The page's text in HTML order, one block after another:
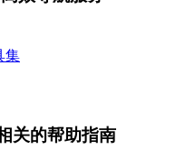
集
关的帮助指南